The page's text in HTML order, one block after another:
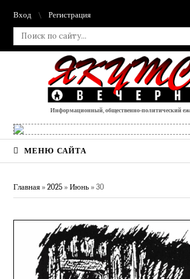
Вход Регистрация
Информационный, общественно-политический
МЕНЮ САЙТА
Главная »2025 » Июнь » 30